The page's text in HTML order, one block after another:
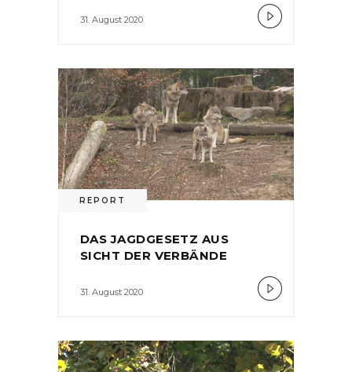
31. August 2020
REPORT
DAS JAGDGESETZ AUS
SICHT DER VERBÄNDE
31. August 2020